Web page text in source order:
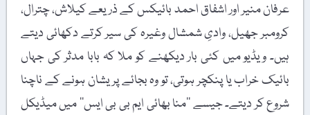
عرفان منیر اور اشفاق احمد بائیکس کے ذریعے کیلاش، چترال،
کرومبر جھیل، وادیِ شمشال وغیرہ کی سیر کرتے دکھائی دیتے
ہیں۔ ویڈیو میں کئی بار دیکھنے کو ملا کہ بابا مدثر کی جہاں
بائیک خراب یا پنکچر ہوتی، تو وہ بجائے پریشان ہونے کے ناچنا
شروع کر دیتے۔ جیسے ’’منا بھائی ایم بی بی ایس‘‘ میں میڈیکل